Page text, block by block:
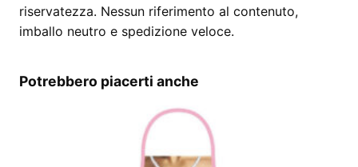
riservatezza. Nessun riferimento al contenuto,
imballo neutro e spedizione veloce.
Potrebbero piacerti anche